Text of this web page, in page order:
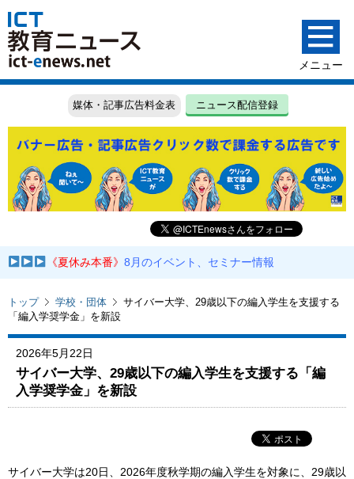
媒体・記事広告料金表 ニュース配信登録
《夏休み本番》8月のイベント、セミナー情報
トップ 学校・団体
サイバー大学、29歳以下の編入学生を支援する
「編入学奨学金」を新設
2026年5月22日
サイバー大学、29歳以下の編入学生を支援する「編
入学奨学金」を新設
サイバー大学は20日、2026年度秋学期の編入学生を対象に、29歳以